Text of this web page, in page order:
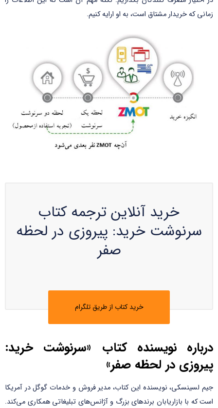
زمانی که خریدار مشتاق است، به او ارایه کنیم.
خرید آنلاین ترجمه کتاب
سرنوشت خرید: پیروزی در لحظه
صفر
خرید کتاب از طریق تلگرام
درباره نویسنده کتاب «سرنوشت خرید:
پیروزی در لحظه صفر»
جیم لسینسکی، نویسنده این کتاب، مدیر فروش و خدمات گوگل در آمریکا
است که با بازاریابان برند‌های بزرگ و آژانس‌های تبلیغاتی همکاری می‌کند.